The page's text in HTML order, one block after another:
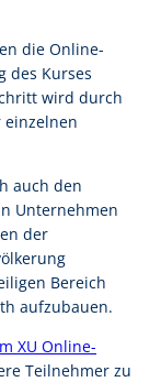
die Online-
des Kurses
wird durch
auch den
Unternehmen
der
Bereich
aufzubauen.
XU Online-
Teilnehmer zu